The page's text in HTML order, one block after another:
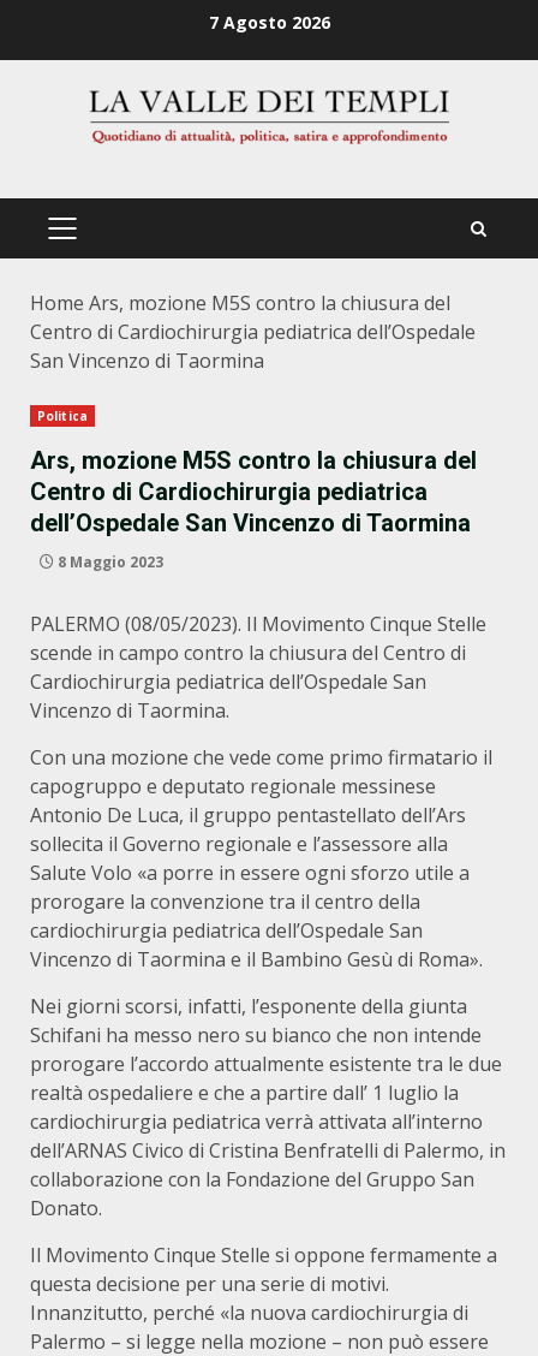
7 Agosto 2026
PRIMÄRES
Home Ars, mozione M5S contro la chiusura del
Centro di Cardiochirurgia pediatrica dell’Ospedale
San Vincenzo di Taormina
Politica
Ars, mozione M5S contro la chiusura del
Centro di Cardiochirurgia pediatrica
dell’Ospedale San Vincenzo di Taormina
8 Maggio 2023
PALERMO (08/05/2023). Il Movimento Cinque Stelle
scende in campo contro la chiusura del Centro di
Cardiochirurgia pediatrica dell’Ospedale San
Vincenzo di Taormina.
Con una mozione che vede come primo firmatario il
capogruppo e deputato regionale messinese
Antonio De Luca, il gruppo pentastellato dell’Ars
sollecita il Governo regionale e l’assessore alla
Salute Volo «a porre in essere ogni sforzo utile a
prorogare la convenzione tra il centro della
cardiochirurgia pediatrica dell’Ospedale San
Vincenzo di Taormina e il Bambino Gesù di Roma».
Nei giorni scorsi, infatti, l’esponente della giunta
Schifani ha messo nero su bianco che non intende
prorogare l’accordo attualmente esistente tra le due
realtà ospedaliere e che a partire dall’ 1 luglio la
cardiochirurgia pediatrica verrà attivata all’interno
dell’ARNAS Civico di Cristina Benfratelli di Palermo, in
collaborazione con la Fondazione del Gruppo San
Donato.
Il Movimento Cinque Stelle si oppone fermamente a
questa decisione per una serie di motivi.
Innanzitutto, perché «la nuova cardiochirurgia di
Palermo – si legge nella mozione – non può essere